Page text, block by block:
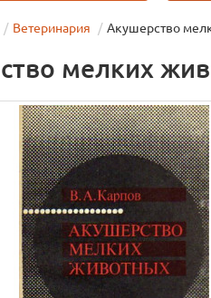
Ветеринария Акушерство
мелких